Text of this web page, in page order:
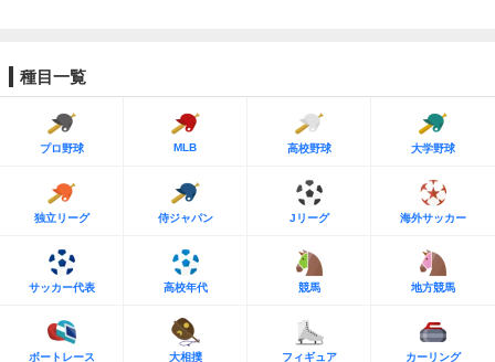
種目一覧
プロ野球 MLB 高校野球 大学野球
独立リーグ 侍ジャパン Jリーグ 海外サッカー
サッカー代表 高校年代 競馬 地方競馬
ボートレース 大相撲 フィギュア カーリング